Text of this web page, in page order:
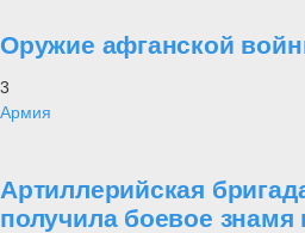
Оружие афганской
3
Армия
Артиллерийская
получила боевое знамя